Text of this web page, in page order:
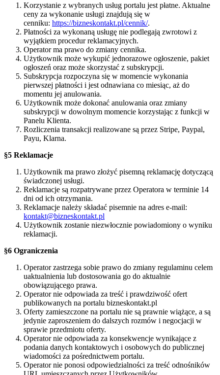
Korzystanie z wybranych usług portalu jest płatne. Aktualne
ceny za wykonanie usługi znajdują się w
cenniku: https://bizneskontakt.pl/cennik/.
Płatności za wykonaną usługę nie podlegają zwrotowi z
wyjątkiem procedur reklamacyjnych.
Operator ma prawo do zmiany cennika.
Użytkownik może wykupić jednorazowe ogłoszenie, pakiet
ogłoszeń oraz może skorzystać z subskrypcji.
Subskrypcja rozpoczyna się w momencie wykonania
pierwszej płatności i jest odnawiana co miesiąc, aż do
momentu jej anulowania.
Użytkownik może dokonać anulowania oraz zmiany
subskrypcji w dowolnym momencie korzystając z funkcji w
Panelu Klienta.
Rozliczenia transakcji realizowane są przez Stripe, Paypal,
Payu, Klarna.
§5 Reklamacje
Użytkownik ma prawo złożyć pisemną reklamację dotyczącą
świadczonej usługi.
Reklamacje są rozpatrywane przez Operatora w terminie 14
dni od ich otrzymania.
Reklamacje należy składać pisemnie na adres e-mail:
kontakt@bizneskontakt.pl
Użytkownik zostanie niezwłocznie powiadomiony o wyniku
reklamacji.
§6 Ograniczenia
Operator zastrzega sobie prawo do zmiany regulaminu celem
uaktualnienia lub dostosowania go do aktualnie
obowiązującego prawa.
Operator nie odpowiada za treść i prawdziwość ofert
publikowanych na portalu bizneskontakt.pl
Oferty zamieszczone na portalu nie są prawnie wiążące, a są
jedynie zaproszeniem do dalszych rozmów i negocjacji w
sprawie przedmiotu oferty.
Operator nie odpowiada za konsekwencje wynikające z
podania danych kontaktowych i osobowych do publicznej
wiadomości za pośrednictwem portalu.
Operator nie ponosi odpowiedzialności za treść odnośników